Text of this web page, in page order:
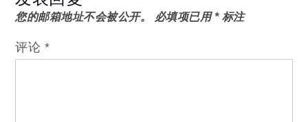
您的邮箱地址不会被公开。 必填项已用*标注
评论 *